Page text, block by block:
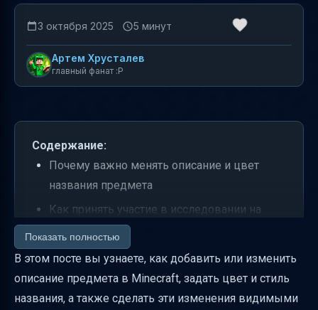
3 октября 2025 5 минут
Артем Хрусталев
главный фанат :P
Содержание:
Почему важно менять описание и цвет
названия предмета
Как принять участие в исследовании на
rubukkit.org
Основные способы изменить описание и
цвет названия предмета в Minecraft 1.7.10
Как добавить надпись под оригинальным
Показать полностью
В этом посте вы узнаете, как добавить или изменить
описание предмета в Minecraft, задать цвет и стиль
названия, а также сделать эти изменения видимыми